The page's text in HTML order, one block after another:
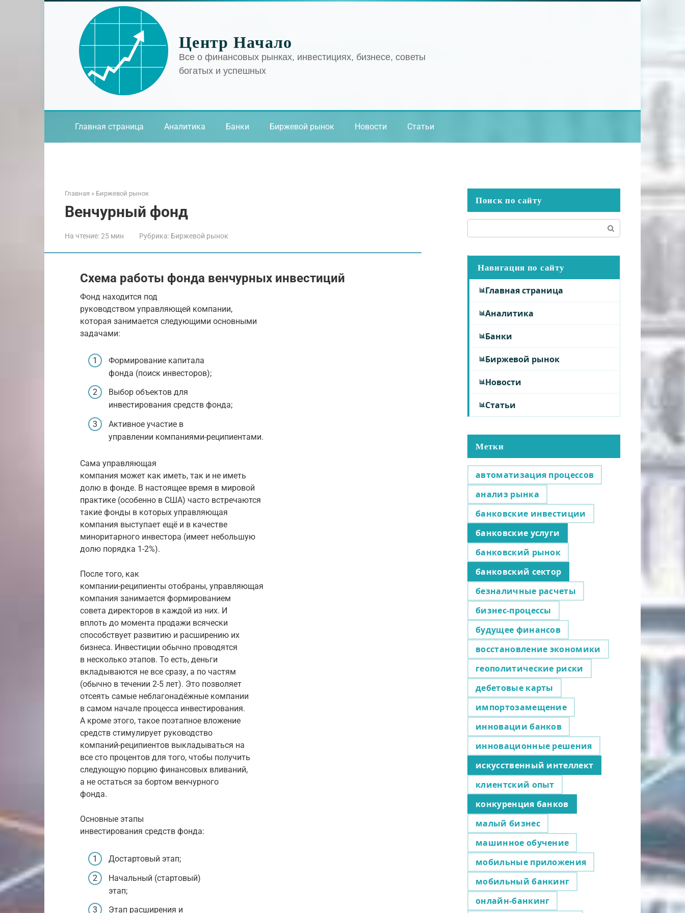
Центр Начало
Все о финансовых рынках, инвестициях, бизнесе, советы
богатых и успешных
Главная страница Аналитика Банки Биржевой рынок Новости Статьи
Главная » Биржевой рынок
Венчурный фонд
На чтение:25 мин Рубрика: Биржевой рынок
Схема работы фонда венчурных инвестиций
Фонд находится под
руководством управляющей компании,
которая занимается следующими основными
задачами:
Формирование капитала
фонда (поиск инвесторов);
Выбор объектов для
инвестирования средств фонда;
Активное участие в
управлении компаниями-реципиентами.
Сама управляющая
компания может как иметь, так и не иметь
долю в фонде. В настоящее время в мировой
практике (особенно в США) часто встречаются
такие фонды в которых управляющая
компания выступает ещё и в качестве
миноритарного инвестора (имеет небольшую
долю порядка 1-2%).
После того, как
компании-реципиенты отобраны, управляющая
компания занимается формированием
совета директоров в каждой из них. И
вплоть до момента продажи всячески
способствует развитию и расширению их
бизнеса. Инвестиции обычно проводятся
в несколько этапов. То есть, деньги
вкладываются не все сразу, а по частям
(обычно в течении 2-5 лет). Это позволяет
отсеять самые неблагонадёжные компании
в самом начале процесса инвестирования.
А кроме этого, такое поэтапное вложение
средств стимулирует руководство
компаний-реципиентов выкладываться на
все сто процентов для того, чтобы получить
следующую порцию финансовых вливаний,
а не остаться за бортом венчурного
фонда.
Основные этапы
инвестирования средств фонда:
Достартовый этап;
Начальный (стартовый)
этап;
Этап расширения и
Поиск по сайту
Навигация по сайту
Главная страница
Аналитика
Банки
Биржевой рынок
Новости
Статьи
Метки
автоматизация процессов
анализ рынка
банковские инвестиции
банковские услуги
банковский рынок
банковский сектор
безналичные расчеты
бизнес-процессы
будущее финансов
восстановление экономики
геополитические риски
дебетовые карты
импортозамещение
инновации банков
инновационные решения
искусственный интеллект
клиентский опыт
конкуренция банков
малый бизнес
машинное обучение
мобильные приложения
мобильный банкинг
онлайн-банкинг